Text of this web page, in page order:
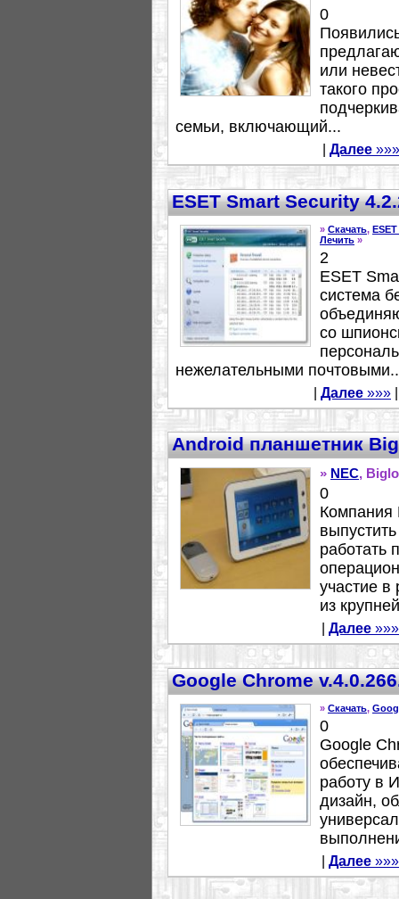
0
или
такого
семьи, включающий...
Далее »»»
ESET Smart Security
» Скачать,
Лечить »
2
ESET
система
со
нежелательными
Далее »»»
Android планшетник
» NEC,
0
Компания
работать
участие в
из
Далее »»»
Google Chrome
» Скачать,
0
Google
работу в
дизайн,
Далее »»»